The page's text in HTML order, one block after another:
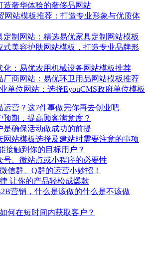
造奢华体验的奢侈品网站
网站模板推荐：打造专业形象与优质体
定制网站：精选易优家具定制网站模板
式美容护肤网站模板，打造专业品牌形
化：易优农用机械设备网站模板推荐
厂商网站：易优环卫用品网站模板推荐
单位网站：选择EyouCMS政府单位模板
运营？这7件事做完你再去创业吧
预期，提高顾客满意度？
是确保活动做成功的前提
网站模板选择及建站时需要注意的事项
接触到你的目标用户？
号、微站点或小程序的必要性
信群、Q群的运营小妙招！
让你的产品轻松成爆款
营销，什么是该做的什么是不该做
何在短时间内获取客户？